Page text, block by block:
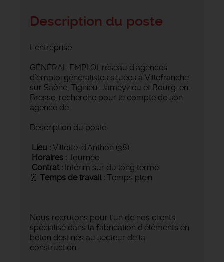
Description du poste
L'entreprise
GÉNÉRAL EMPLOI, réseau d'agences
d’emploi généralistes situées à Villefranche
sur Saône, Tignieu-Jameyzieu et Bourg-en-
Bresse, recherche pour le compte de son
agence de
Description du poste
Lieu : Villette-d'Anthon (38)
Horaires : Journée
Contrat : Intérim sur du long terme
⏰ Temps de travail : Temps plein
Nous recrutons pour l'un de nos clients
spécialisé dans la fabrication d'éléments en
béton destinés au secteur de la
construction.